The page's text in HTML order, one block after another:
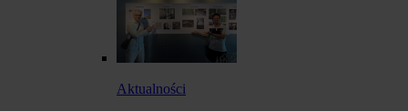
Aktualności